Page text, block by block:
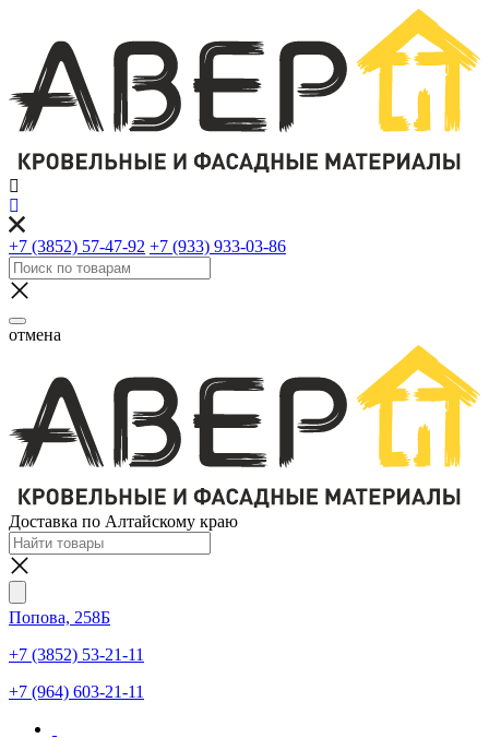
+7 (3852) 57-47-92 +7 (933) 933-03-86
отмена
Доставка по Алтайскому краю
Попова, 258Б
+7 (3852) 53-21-11
+7 (964) 603-21-11